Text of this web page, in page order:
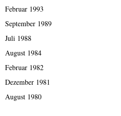
Februar 1993
September 1989
Juli 1988
August 1984
Februar 1982
Dezember 1981
August 1980